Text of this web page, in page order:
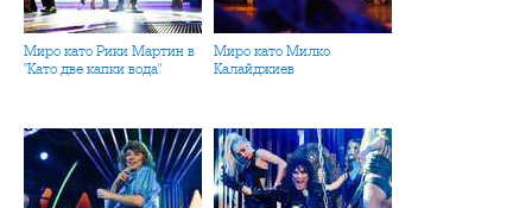
Миро като Рики Мартин в
"Като две капки вода"
Миро като Милко
Калайджиев